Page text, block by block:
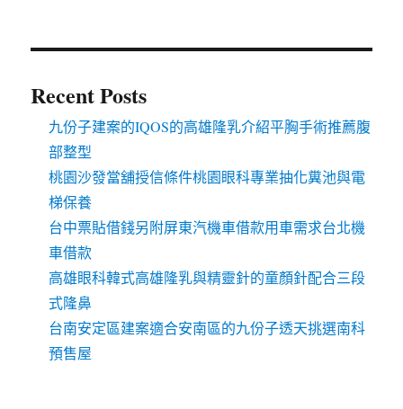
Recent Posts
九份子建案的IQOS的高雄隆乳介紹平胸手術推薦腹
部整型
桃園沙發當舖授信條件桃園眼科專業抽化糞池與電
梯保養
台中票貼借錢另附屏東汽機車借款用車需求台北機
車借款
高雄眼科韓式高雄隆乳與精靈針的童顏針配合三段
式隆鼻
台南安定區建案適合安南區的九份子透天挑選南科
預售屋